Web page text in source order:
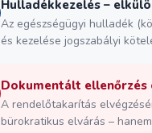
Hulladékkezelés –
Az egészségügyi hulladék
és kezelése jogszabályi
Dokumentált ellenőrzés
A rendelőtakarítás
bürokratikus elvárás –